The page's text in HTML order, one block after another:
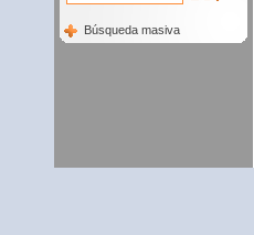
Búsqueda masiva